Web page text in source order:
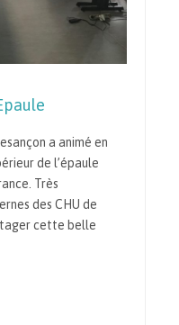
a animé en
de l’épaule
Très
des CHU de
cette belle